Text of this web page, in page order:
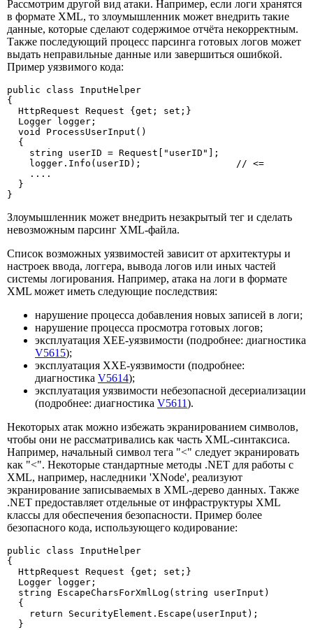
Рассмотрим другой вид атаки. Например, если логи хранятся
в формате XML, то злоумышленник может внедрить такие
данные, которые сделают содержимое отчёта некорректным.
Также последующий процесс парсинга готовых логов может
выдать неправильные данные или завершиться ошибкой.
Пример уязвимого кода:
public class InputHelper
{
  HttpRequest Request {get; set;}
  Logger logger;
  void ProcessUserInput()
  {
    string userID = Request["userID"];
    logger.Info(userID);                 // <=
    ....
  }
}
Злоумышленник может внедрить незакрытый тег и сделать
невозможным парсинг XML-файла.
Список возможных уязвимостей зависит от архитектуры и
настроек ввода, логгера, вывода логов или иных частей
системы логирования. Например, атака на логи в формате
XML может иметь следующие последствия:
нарушение процесса добавления новых записей в логи;
нарушение процесса просмотра готовых логов;
эксплуатация XEE-уязвимости (подробнее: диагностика
V5615);
эксплуатация XXE-уязвимости (подробнее:
диагностика V5614);
эксплуатация уязвимости небезопасной десериализации
(подробнее: диагностика V5611).
Некоторых атак можно избежать экранированием символов,
чтобы они не рассматривались как часть XML-синтаксиса.
Например, начальный символ тега "<" следует экранировать
как "<". Некоторые стандартные методы .NET для работы с
XML, например, наследники 'XNode', реализуют
экранирование записываемых в XML-дерево данных. Также
.NET предоставляет отдельные от инфраструктуры XML
классы для обеспечения безопасности. Пример более
безопасного кода, использующего кодирование:
public class InputHelper
{
  HttpRequest Request {get; set;}
  Logger logger;
  string EscapeCharsForXmlLog(string userInput)
  {
    return SecurityElement.Escape(userInput);
  }